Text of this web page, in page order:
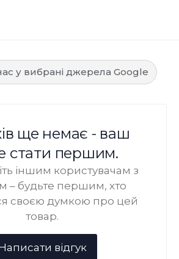
у вибрані джерела Google
ще немає - ваш
стати першим.
іншим користувачам з
– будьте першим, хто
своєю думкою про цей
товар.